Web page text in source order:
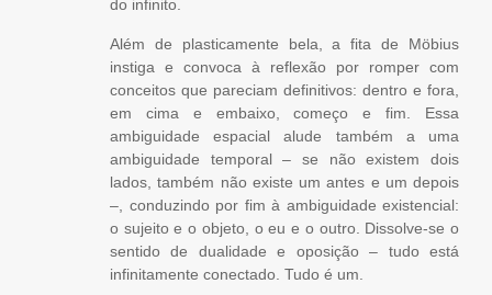
do infinito.
Além de plasticamente bela, a fita de Möbius
instiga e convoca à reflexão por romper com
conceitos que pareciam definitivos: dentro e fora,
em cima e embaixo, começo e fim. Essa
ambiguidade espacial alude também a uma
ambiguidade temporal – se não existem dois
lados, também não existe um antes e um depois
–, conduzindo por fim à ambiguidade existencial:
o sujeito e o objeto, o eu e o outro. Dissolve-se o
sentido de dualidade e oposição – tudo está
infinitamente conectado. Tudo é um.